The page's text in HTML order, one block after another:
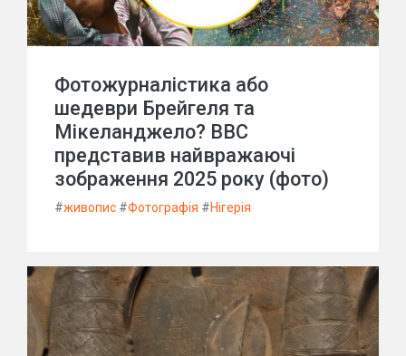
Фотожурналістика або
шедеври Брейгеля та
Мікеланджело? BBC
представив найвражаючі
зображення 2025 року (фото)
#живопис #Фотографія #Нігерія